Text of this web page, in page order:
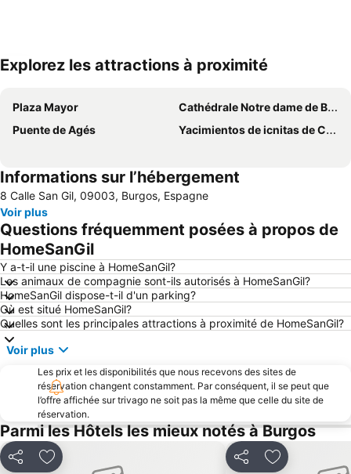
Explorez les attractions à proximité
Plaza Mayor
Cathédrale Notre dame de Burgos
Puente de Agés
Yacimientos de icnitas de Costalomo
Informations sur l’hébergement
8 Calle San Gil, 09003, Burgos, Espagne
Voir plus
Questions fréquemment posées à propos de
HomeSanGil
Y a-t-il une piscine à HomeSanGil?
Les animaux de compagnie sont-ils autorisés à HomeSanGil?
HomeSanGil dispose-t-il d'un parking?
Où est situé HomeSanGil?
Quelles sont les principales attractions à proximité de HomeSanGil?
Voir plus
Les prix et les disponibilités que nous recevons des sites de
réservation changent constamment. Par conséquent, il se peut que
l’offre affichée sur trivago ne soit pas la même que celle du site de
réservation.
Parmi les Hôtels les mieux notés à Burgos
PartagerAjouter à mes favoris PartagerAjouter à